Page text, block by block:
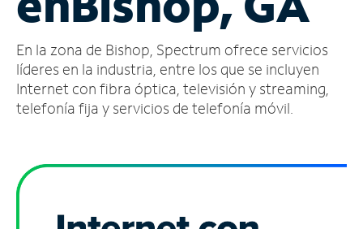
cuenta
Encuentra
una
tienda
En la zona de Bishop, Spectrum ofrece servicios
líderes en la industria, entre los que se incluyen
Internet con fibra óptica, televisión y streaming,
telefonía fija y servicios de telefonía móvil.